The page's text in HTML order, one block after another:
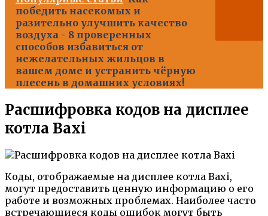
победить насекомых и
разительно улучшить качество
воздуха - 8 проверенных
способов избавиться от
нежелательных жильцов в
вашем доме и устранить чёрную
плесень в домашних условиях!
Расшифровка кодов на дисплее
котла Baxi
Коды, отображаемые на дисплее котла Baxi,
могут предоставить ценную информацию о его
работе и возможных проблемах. Наиболее часто
встречающиеся коды ошибок могут быть